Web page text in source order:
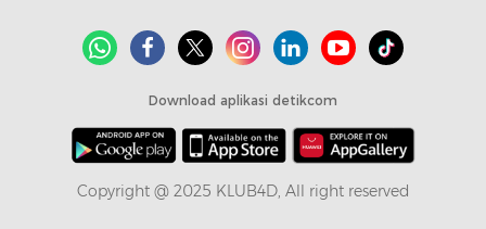
Download aplikasi detikcom
Copyright @ 2025 KLUB4D, All right reserved